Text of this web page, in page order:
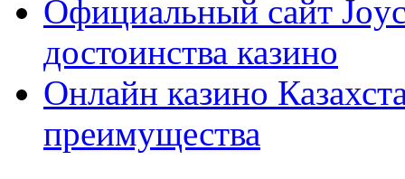
Официальный сайт
достоинства казино
Онлайн казино
преимущества